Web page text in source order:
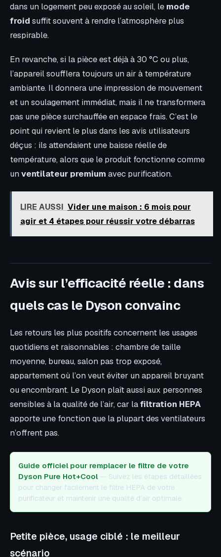
dans un logement peu exposé au soleil, le mode
froid suffit souvent à rendre l’atmosphère plus
respirable.
En revanche, si la pièce est déjà à 30 °C ou plus,
l’appareil soufflera toujours un air à température
ambiante. Il donnera une impression de mouvement
et un soulagement immédiat, mais il ne transformera
pas une pièce surchauffée en espace frais. C’est le
point qui revient le plus dans les avis utilisateurs
déçus : ils attendaient une baisse réelle de
température, alors que le produit fonctionne comme
unventilateur premium avec purification.
LIRE AUSSI Vider une maison : 6 mois pour
agir et 4 étapes pour réussir votre débarras
Avis sur l’efficacité réelle : dans
quels cas le Dyson convainc
Les retours les plus positifs concernent les usages
quotidiens et raisonnables : chambre de taille
moyenne, bureau, salon pas trop exposé,
appartement où l’on veut éviter un appareil bruyant
ou encombrant. Le Dyson plaît aussi aux personnes
sensibles à la qualité de l’air, car lafiltration HEPA
apporte une fonction que la plupart des ventilateurs
n’offrent pas.
Guide officiel pour remplacer le filtre de votre
Dyson Pure Hot+Cool— Suivez les étapes détaillées
pour changer facilement le filtre HEPA de votre
purificateur et maintenir une qualité d’air optimale.
Petite pièce, usage ciblé : le meilleur
scénario